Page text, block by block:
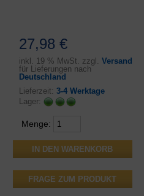
27,98 €
inkl. 19 % MwSt. zzgl. Versand
für Lieferungen nach
Deutschland
Lieferzeit: 3-4 Werktage
Lager:
Menge:
FRAGE ZUM PRODUKT